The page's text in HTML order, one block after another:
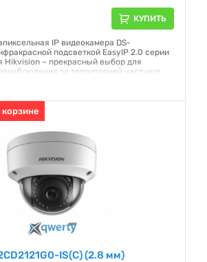
КУПИТЬ
IP видеокамера DS-
подсветкой EasyIP 2.0 серии
Hikvision – прекрасный выбор для
за территорией частного
IS(C) (2.8 мм)